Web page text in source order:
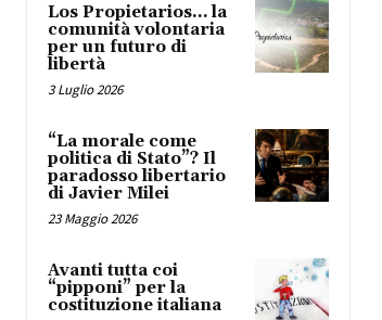
Los Propietarios… la
comunità volontaria
per un futuro di
libertà
3 Luglio 2026
“La morale come
politica di Stato”? Il
paradosso libertario
di Javier Milei
23 Maggio 2026
Avanti tutta coi
“pipponi” per la
costituzione italiana